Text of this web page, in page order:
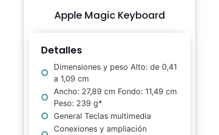
Apple Magic Keyboard
Detalles
Dimensiones y peso Alto: de 0,41
a 1,09 cm
Ancho: 27,89 cm Fondo: 11,49 cm
Peso: 239 g*
General Teclas multimedia
Conexiones y ampliación